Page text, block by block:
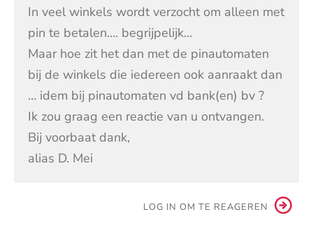
In veel winkels wordt verzocht om alleen met
pin te betalen…. begrijpelijk…
Maar hoe zit het dan met de pinautomaten
bij de winkels die iedereen ook aanraakt dan
… idem bij pinautomaten vd bank(en) bv ?
Ik zou graag een reactie van u ontvangen.
Bij voorbaat dank,
alias D. Mei
LOG IN OM TE REAGEREN